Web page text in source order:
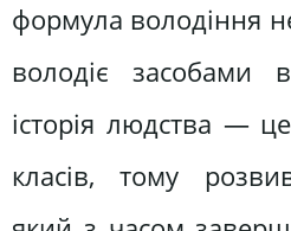
формула володіння
володіє засобами
історія людства —
класів, тому